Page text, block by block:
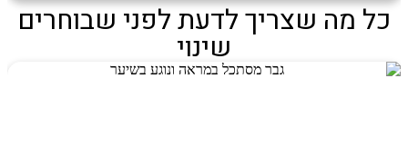
כל מה שצריך לדעת לפני שבוחרים
שינוי